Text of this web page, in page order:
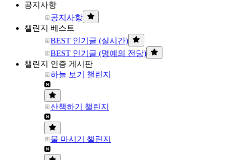
공지사항
공지사항
챌린지 베스트
BEST 인기글 (실시간)
BEST 인기글 (명예의 전당)
챌린지 인증 게시판
하늘 보기 챌린지
산책하기 챌린지
물 마시기 챌린지